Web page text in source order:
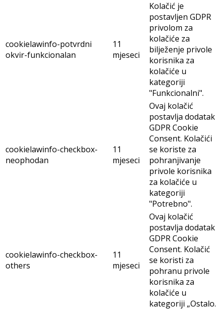
cookielawinfo-potvrdni
okvir-funkcionalan
11
mjeseci
Kolačić je
postavljen GDPR
privolom za
kolačiće za
bilježenje privole
korisnika za
kolačiće u
kategoriji
"Funkcionalni".
cookielawinfo-checkbox-
neophodan
11
mjeseci
Ovaj kolačić
postavlja dodatak
GDPR Cookie
Consent. Kolačići
se koriste za
pohranjivanje
privole korisnika
za kolačiće u
kategoriji
"Potrebno".
cookielawinfo-checkbox-
others
11
mjeseci
Ovaj kolačić
postavlja dodatak
GDPR Cookie
Consent. Kolačić
se koristi za
pohranu privole
korisnika za
kolačiće u
kategoriji „Ostalo.